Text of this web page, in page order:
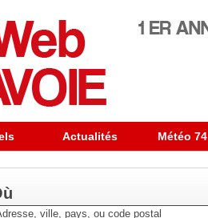
Actualités Météo 74